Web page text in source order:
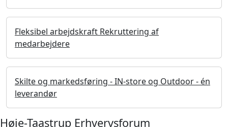
Fleksibel arbejdskraft Rekruttering af
medarbejdere
Skilte og markedsføring - IN-store og Outdoor - én
leverandør
Høje-Taastrup Erhvervsforum